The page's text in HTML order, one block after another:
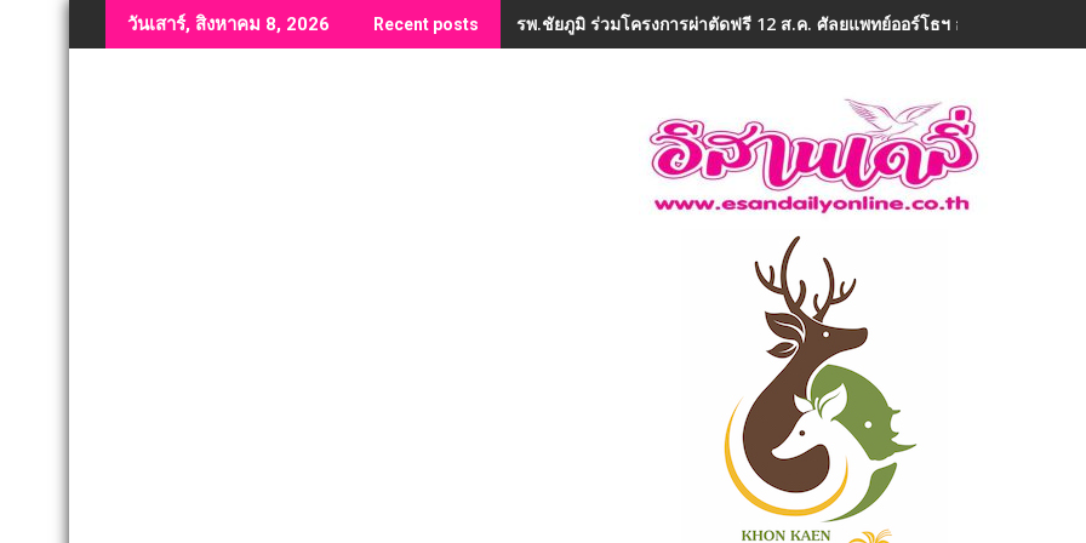
to
วันเสาร์, สิงหาคม 8, 2026 Recent posts รพ.ชัยภูมิ ร่วมโครงการผ่าตัดฟรี 12 ส.ค. ศัลยแพทย์ออร์โธฯ อาสา ถวายเป็นพร